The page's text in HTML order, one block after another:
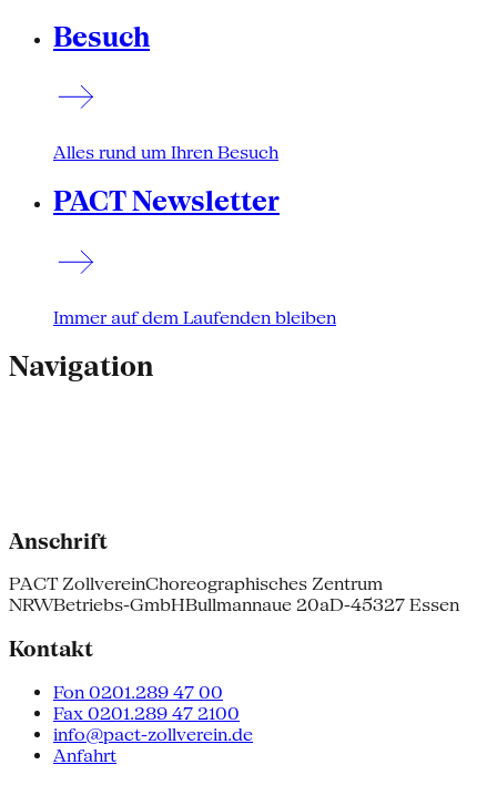
Besuch
Alles rund um Ihren Besuch
PACT Newsletter
Immer auf dem Laufenden bleiben
Navigation
Anschrift
PACT ZollvereinChoreographisches Zentrum
NRWBetriebs-GmbHBullmannaue 20aD-45327 Essen
Kontakt
Fon 0201.289 47 00
Fax 0201.289 47 2100
info@pact-zollverein.de
Anfahrt